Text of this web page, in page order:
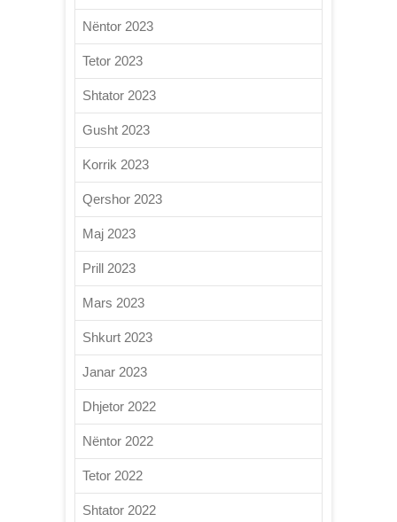
Nëntor 2023
Tetor 2023
Shtator 2023
Gusht 2023
Korrik 2023
Qershor 2023
Maj 2023
Prill 2023
Mars 2023
Shkurt 2023
Janar 2023
Dhjetor 2022
Nëntor 2022
Tetor 2022
Shtator 2022